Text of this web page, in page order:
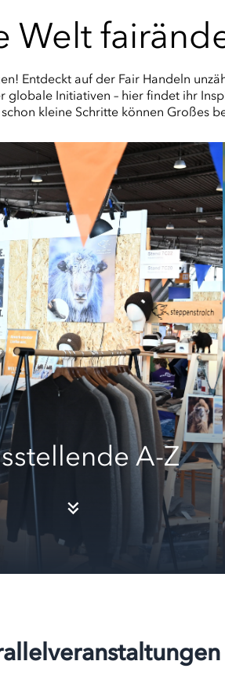
Welt
Entdeckt auf der Fair Handeln
Initiativen – hier findet ihr
kleine Schritte können Großes
A-Z